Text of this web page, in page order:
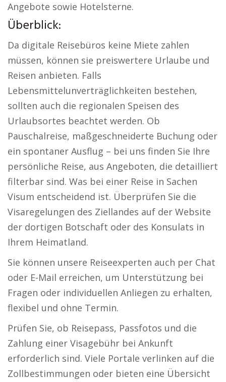
Angebote sowie Hotelsterne.
Überblick:
Da digitale Reisebüros keine Miete zahlen
müssen, können sie preiswertere Urlaube und
Reisen anbieten. Falls
Lebensmittelunverträglichkeiten bestehen,
sollten auch die regionalen Speisen des
Urlaubsortes beachtet werden. Ob
Pauschalreise, maßgeschneiderte Buchung oder
ein spontaner Ausflug – bei uns finden Sie Ihre
persönliche Reise, aus Angeboten, die detailliert
filterbar sind. Was bei einer Reise in Sachen
Visum entscheidend ist. Überprüfen Sie die
Visaregelungen des Ziellandes auf der Website
der dortigen Botschaft oder des Konsulats in
Ihrem Heimatland.
Sie können unsere Reiseexperten auch per Chat
oder E-Mail erreichen, um Unterstützung bei
Fragen oder individuellen Anliegen zu erhalten,
flexibel und ohne Termin.
Prüfen Sie, ob Reisepass, Passfotos und die
Zahlung einer Visagebühr bei Ankunft
erforderlich sind. Viele Portale verlinken auf die
Zollbestimmungen oder bieten eine Übersicht